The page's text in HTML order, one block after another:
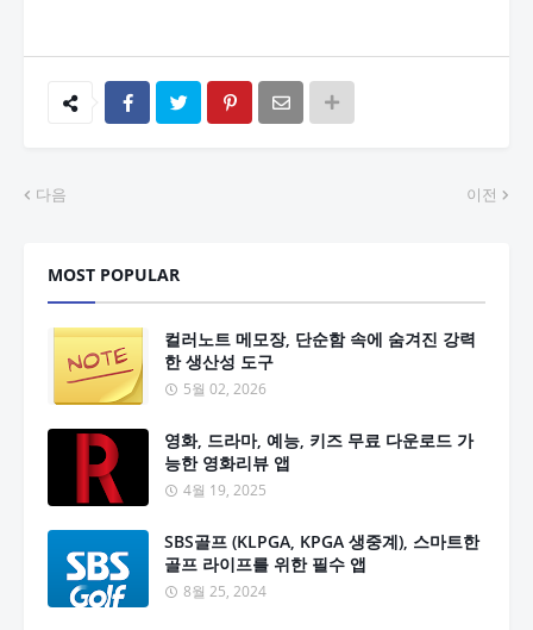
다음 이전
MOST POPULAR
컬러노트 메모장, 단순함 속에 숨겨진 강력
한 생산성 도구
5월 02, 2026
영화, 드라마, 예능, 키즈 무료 다운로드 가
능한 영화리뷰 앱
4월 19, 2025
SBS골프 (KLPGA, KPGA 생중계), 스마트한
골프 라이프를 위한 필수 앱
8월 25, 2024